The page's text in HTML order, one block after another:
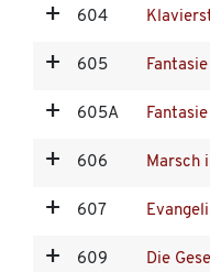
604
605
605A
606 Marsch
607
609 Die